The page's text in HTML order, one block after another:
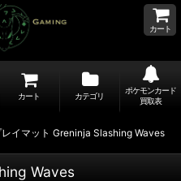
カート
カート カテゴリ
ポケモンカード
買取表
レイマット Greninja Slashing Waves
Waves